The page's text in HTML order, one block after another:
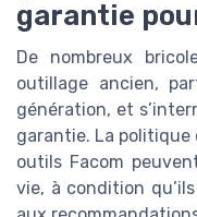
garantie
De nombreux
outillage ancien,
génération, et
garantie. La politique
outils Facom
vie, à condition